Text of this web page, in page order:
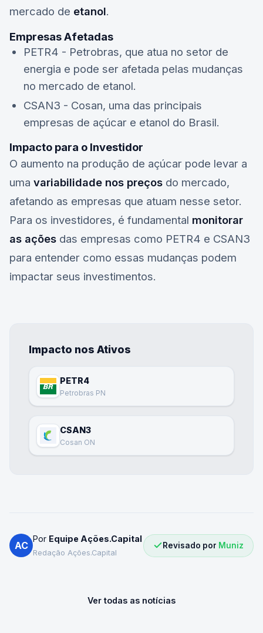
mercado de etanol.
Empresas Afetadas
PETR4 - Petrobras, que atua no setor de
energia e pode ser afetada pelas mudanças
no mercado de etanol.
CSAN3 - Cosan, uma das principais
empresas de açúcar e etanol do Brasil.
Impacto para o Investidor
O aumento na produção de açúcar pode levar a
uma variabilidade nos preços do mercado,
afetando as empresas que atuam nesse setor.
Para os investidores, é fundamental monitorar
as ações das empresas como PETR4 e CSAN3
para entender como essas mudanças podem
impactar seus investimentos.
Impacto nos Ativos
PETR4
Petrobras PN
CSAN3
Cosan ON
AC
Por Equipe Ações.Capital
Redação Ações.Capital
Revisado por Muniz
Ver todas as notícias